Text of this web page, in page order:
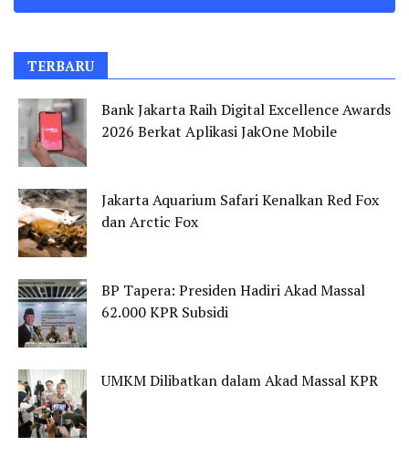
TERBARU
Bank Jakarta Raih Digital Excellence Awards
2026 Berkat Aplikasi JakOne Mobile
Jakarta Aquarium Safari Kenalkan Red Fox
dan Arctic Fox
BP Tapera: Presiden Hadiri Akad Massal
62.000 KPR Subsidi
UMKM Dilibatkan dalam Akad Massal KPR